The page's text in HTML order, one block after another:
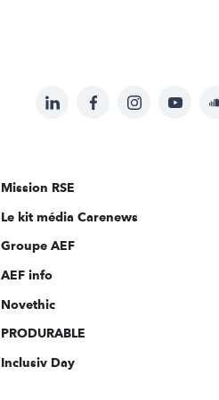
Suivez-
sur:
LinkedInFacebookInstagram
Mission RSE
Le kit média Carenews
Groupe AEF
AEF info
Novethic
PRODURABLE
Inclusiv Day